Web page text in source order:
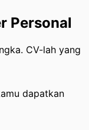
Personal
CV-lah yang
dapatkan